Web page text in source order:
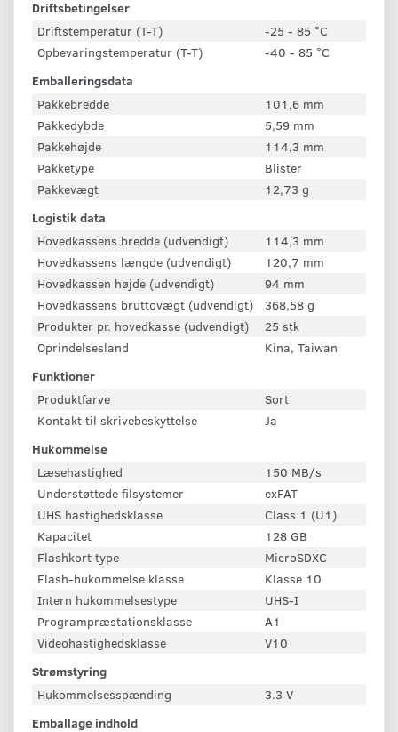
Driftsbetingelser
Driftstemperatur (T-T)
-25 - 85 °C
Opbevaringstemperatur (T-T)
-40 - 85 °C
Emballeringsdata
Pakkebredde
101,6 mm
Pakkedybde
5,59 mm
Pakkehøjde
114,3 mm
Pakketype
Blister
Pakkevægt
12,73 g
Logistik data
Hovedkassens bredde (udvendigt)
114,3 mm
Hovedkassens længde (udvendigt)
120,7 mm
Hovedkassen højde (udvendigt)
94 mm
Hovedkassens bruttovægt (udvendigt)
368,58 g
Produkter pr. hovedkasse (udvendigt)
25 stk
Oprindelsesland
Kina, Taiwan
Funktioner
Produktfarve
Sort
Kontakt til skrivebeskyttelse
Ja
Hukommelse
Læsehastighed
150 MB/s
Understøttede filsystemer
exFAT
UHS hastighedsklasse
Class 1 (U1)
Kapacitet
128 GB
Flashkort type
MicroSDXC
Flash-hukommelse klasse
Klasse 10
Intern hukommelsestype
UHS-I
Programpræstationsklasse
A1
Videohastighedsklasse
V10
Strømstyring
Hukommelsesspænding
3.3 V
Emballage indhold